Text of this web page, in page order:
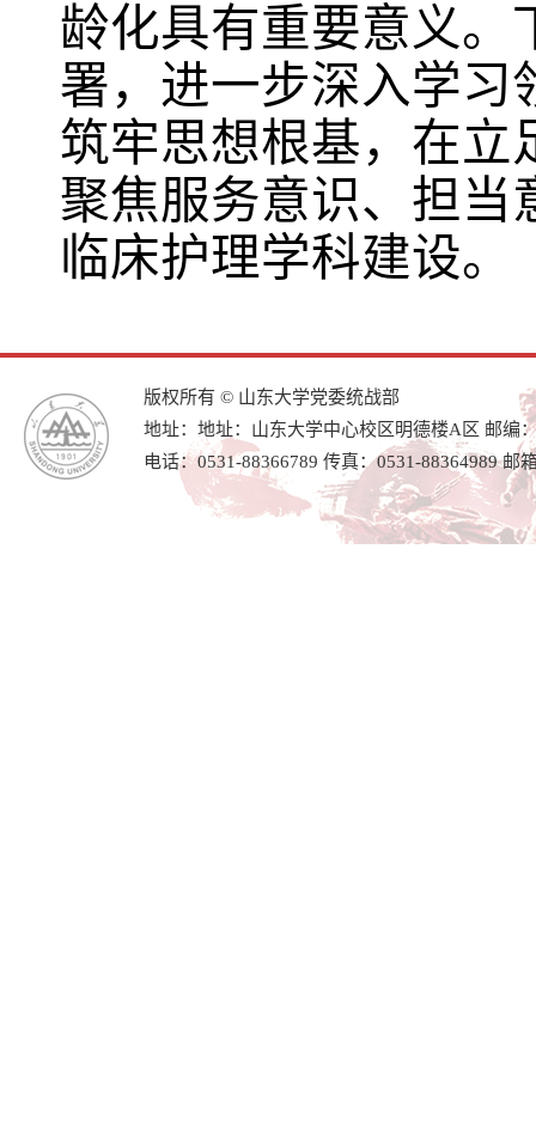
龄化具有重要意义。
署，进一步深入学习
筑牢思想根基，在立
聚焦服务意识、担当
临床护理学科建设。
版权所有 © 山东大学党委统战部
地址：地址：山东大学中心校区明德楼A区 邮编
电话：0531-88366789 传真：0531-88364989 邮